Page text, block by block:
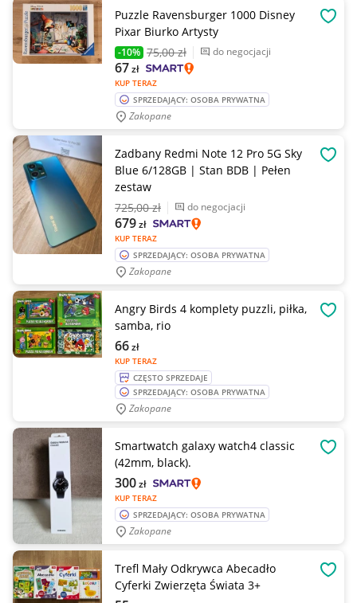
Puzzle Ravensburger 1000 Disney
Pixar Biurko Artysty
-10% 75,00 zł do negocjacji
KUP TERAZ
67zł
SPRZEDAJĄCY: OSOBA PRYWATNA
Zakopane
Zadbany Redmi Note 12 Pro 5G Sky
Blue 6/128GB | Stan BDB | Pełen
zestaw
725,00 zł do negocjacji
KUP TERAZ
679zł
SPRZEDAJĄCY: OSOBA PRYWATNA
Zakopane
Angry Birds 4 komplety puzzli, piłka,
samba, rio
KUP TERAZ
66zł
CZĘSTO SPRZEDAJE
SPRZEDAJĄCY: OSOBA PRYWATNA
Zakopane
Smartwatch galaxy watch4 classic
(42mm, black).
KUP TERAZ
300zł
SPRZEDAJĄCY: OSOBA PRYWATNA
Zakopane
Trefl Mały Odkrywca Abecadło
Cyferki Zwierzęta Świata 3+